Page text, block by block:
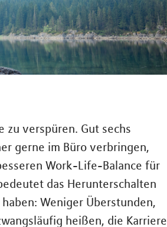
zu verspüren. Gut sechs
gerne im Büro verbringen,
Work-Life-Balance für
das Herunterschalten
Weniger Überstunden,
heißen, die Karriere